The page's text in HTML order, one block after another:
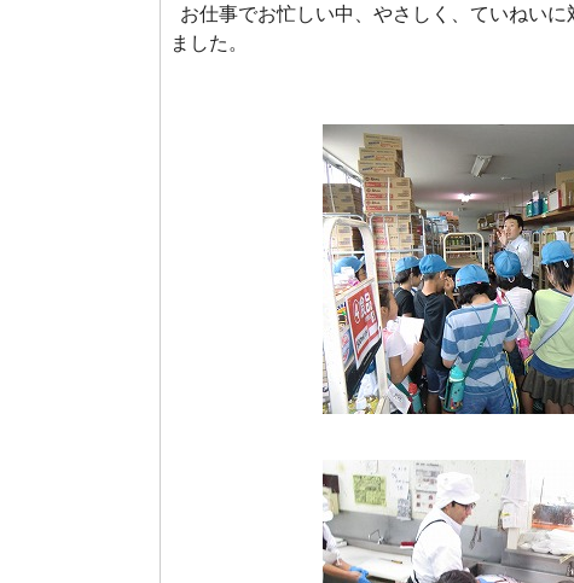
お仕事でお忙しい中、やさしく、ていねい
ました。